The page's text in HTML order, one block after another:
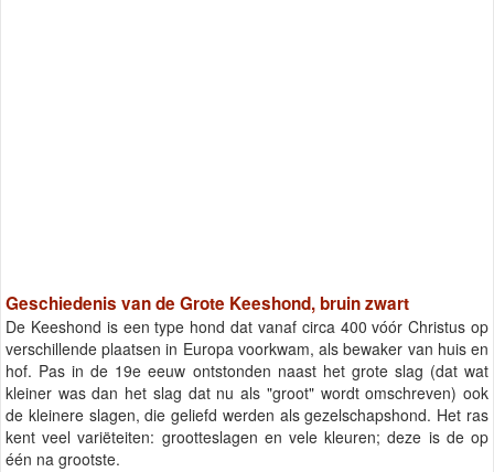
Geschiedenis van de Grote Keeshond, bruin zwart
De Keeshond is een type hond dat vanaf circa 400 vóór Christus op
verschillende plaatsen in Europa voorkwam, als bewaker van huis en
hof. Pas in de 19e eeuw ontstonden naast het grote slag (dat wat
kleiner was dan het slag dat nu als "groot" wordt omschreven) ook
de kleinere slagen, die geliefd werden als gezelschapshond. Het ras
kent veel variëteiten: grootteslagen en vele kleuren; deze is de op
één na grootste.